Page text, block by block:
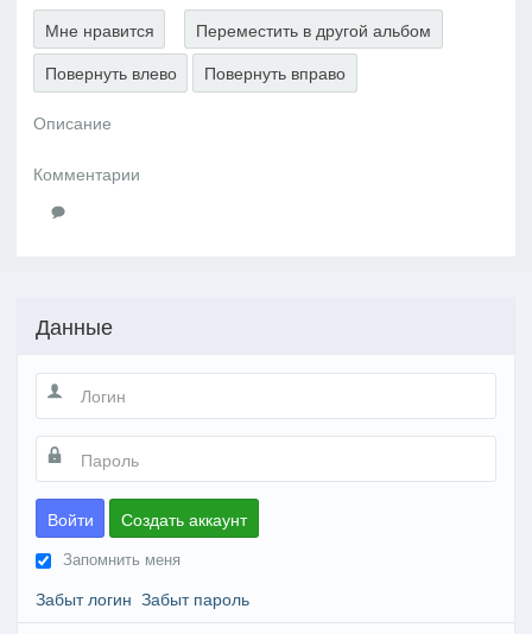
Мне нравится
Переместить в другой альбом
Повернуть влево
Повернуть вправо
Описание
Комментарии
Данные
Войти Создать аккаунт
Запомнить меня
Забыт логин Забыт пароль